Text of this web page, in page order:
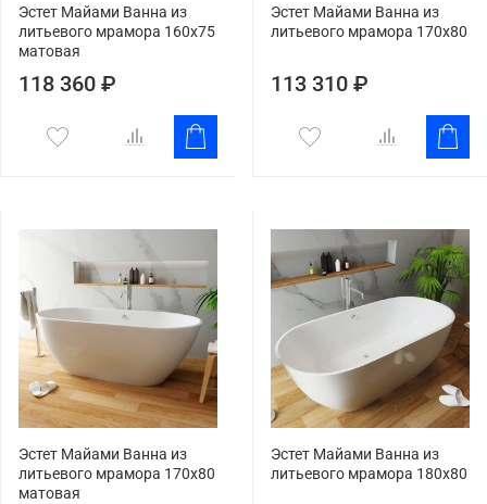
Эстет Майами Ванна из
литьевого мрамора 160x75
матовая
118 360 ₽
Эстет Майами Ванна из
литьевого мрамора 170x80
113 310 ₽
Эстет Майами Ванна из
литьевого мрамора 170x80
матовая
Эстет Майами Ванна из
литьевого мрамора 180x80